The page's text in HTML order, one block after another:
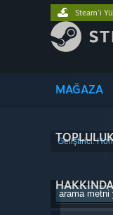
MAĞAZA
HAKKINDA
Steam'i
Geliştirici: